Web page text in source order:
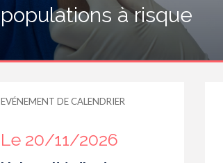
populations à risque
EVÉNEMENT DE CALENDRIER
Le 20/11/2026